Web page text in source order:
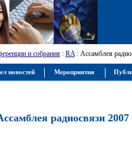
и собрания : RA: Ассамблея
радиосвязи
новостей Мероприятия